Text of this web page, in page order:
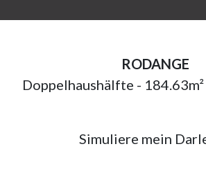
RODANGE
Doppelhaushälfte -
Simuliere mein